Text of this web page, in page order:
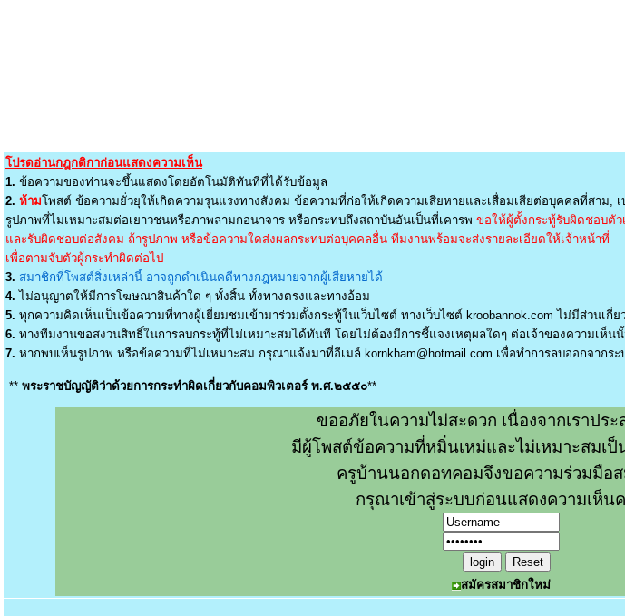
โปรดอ่านกฎกติกาก่อนแสดงความเห็น
1. ข้อความของท่านจะขึ้นแสดงโดยอัตโนมัติทันทีที่ได้รับข้อมูล
2. ห้ามโพสต์ ข้อความยั่วยุให้เกิดความรุนแรงทางสังคม ข้อความที่ก่อให้เกิดความเสียหายและเสื่อมเสียต่อบุคคลที่สาม, เ
รูปภาพที่ไม่เหมาะสมต่อเยาวชนหรือภาพลามกอนาจาร หรือกระทบถึงสถาบันอันเป็นที่เคารพ ขอให้ผู้ตั้งกระทู้รับผิดชอบตัว
และรับผิดชอบต่อสังคม ถ้ารูปภาพ หรือข้อความใดส่งผลกระทบต่อบุคคลอื่น ทีมงานพร้อมจะส่งรายละเอียดให้เจ้าหน้าที่
เพื่อตามจับตัวผู้กระทำผิดต่อไป
3. สมาชิกที่โพสต์สิ่งเหล่านี้ อาจถูกดำเนินคดีทางกฎหมายจากผู้เสียหายได้
4. ไม่อนุญาตให้มีการโฆษณาสินค้าใด ๆ ทั้งสิ้น ทั้งทางตรงและทางอ้อม
5. ทุกความคิดเห็นเป็นข้อความที่ทางผู้เยี่ยมชมเข้ามาร่วมตั้งกระทู้ในเว็บไซต์ ทางเว็บไซต์ kroobannok.com ไม่มีส่วนเกี่
6. ทางทีมงานขอสงวนสิทธิ์ในการลบกระทู้ที่ไม่เหมาะสมได้ทันที โดยไม่ต้องมีการชี้แจงเหตุผลใดๆ ต่อเจ้าของความเห็น
7. หากพบเห็นรูปภาพ หรือข้อความที่ไม่เหมาะสม กรุณาแจ้งมาที่อีเมล์ kornkham@hotmail.com เพื่อทำการลบออกจากระ
** พระราชบัญญัติว่าด้วยการกระทำผิดเกี่ยวกับคอมพิวเตอร์ พ.ศ.๒๕๕๐**
ขออภัยในความไม่สะดวก เนื่องจากเราปร
มีผู้โพสต์ข้อความที่หมิ่นเหม่และไม่เหมาะสมเ
ครูบ้านนอกดอทคอมจึงขอความร่วมมือ
กรุณาเข้าสู่ระบบก่อนแสดงความเห็น
สมัครสมาชิกใหม่